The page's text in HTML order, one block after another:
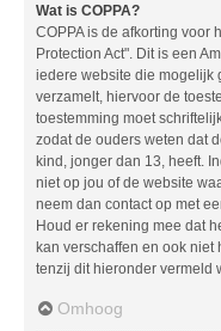
Wat is COPPA?
COPPA is de afkorting voor
Protection Act". Dit is een
iedere website die mogelijk
verzamelt, hiervoor de
toestemming moet
zodat de ouders weten dat
kind, jonger dan 13, heeft.
niet op jou of de website
neem dan contact op met
Houd er rekening mee dat
kan verschaffen en ook niet
tenzij dit hieronder vermeld
Omhoog